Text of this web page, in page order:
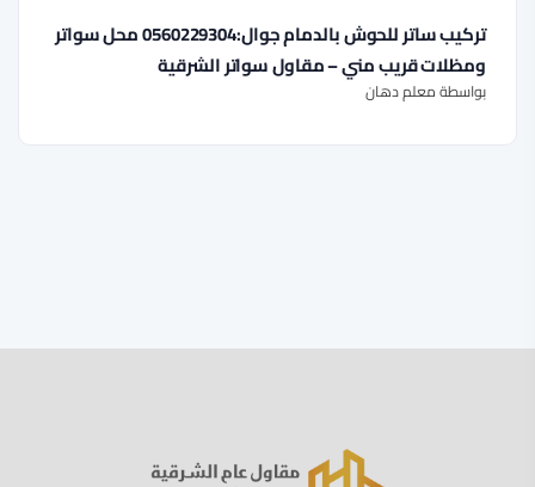
تركيب ساتر للحوش بالدمام جوال:0560229304 محل سواتر
ومظلات قريب مني – مقاول سواتر الشرقية
بواسطة معلم دهان